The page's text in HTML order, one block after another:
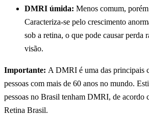
DMRI úmida: Menos comum,
Caracteriza-se pelo crescimento
sob a retina, o que pode causar perda
visão.
Importante: A DMRI é uma das principais
pessoas com mais de 60 anos no mundo.
pessoas no Brasil tenham DMRI, de acordo
Retina Brasil.